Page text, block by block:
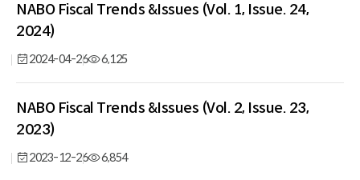
구
성
목
록
NABO Fiscal Trends &Issues (Vol. 1, Issue. 24,
2024)
2024-04-26 6,125
NABO Fiscal Trends &Issues (Vol. 2, Issue. 23,
2023)
2023-12-26 6,854